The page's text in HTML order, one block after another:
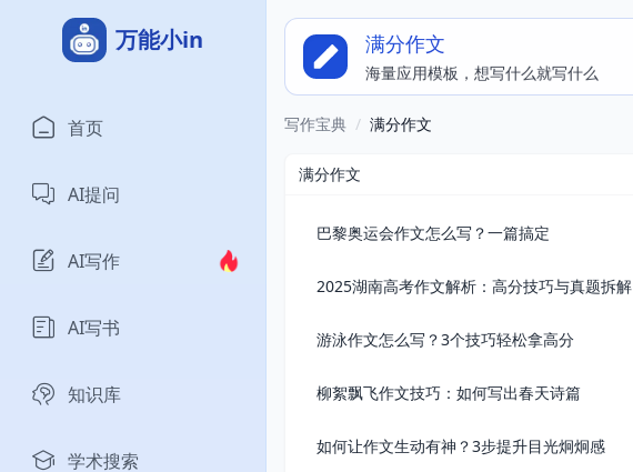
万能小in
首页
AI提问
AI写作
AI写书
知识库
学术搜索
满分作文
海量应用模板，想写什么就写什么
写作宝典 / 满分作文
满分作文
巴黎奥运会作文怎么写？一篇搞定
2025湖南高考作文解析：高分技巧与真题拆解
游泳作文怎么写？3个技巧轻松拿高分
柳絮飘飞作文技巧：如何写出春天诗篇
如何让作文生动有神？3步提升目光炯炯感